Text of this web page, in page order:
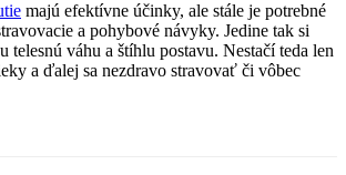
majú efektívne účinky, ale stále je potrebné
a pohybové návyky. Jedine tak si
telesnú váhu a štíhlu postavu. Nestačí teda len
a ďalej sa nezdravo stravovať či vôbec